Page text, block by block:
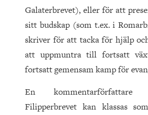
Galaterbrevet), eller för att
sitt budskap (som t.ex. i
skriver för att tacka för hjälp
att uppmuntra till fortsatt
fortsatt gemensam kamp för
En
Filipperbrevet kan klassas